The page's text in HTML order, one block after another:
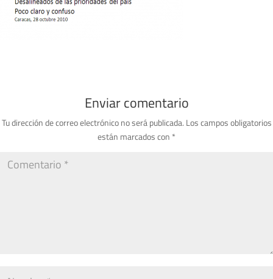
Enviar comentario
Tu dirección de correo electrónico no será publicada. Los campos obligatorios
están marcados con *